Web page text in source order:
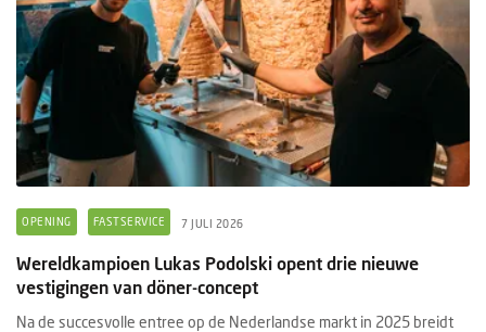
OPENING FASTSERVICE 7 JULI 2026
Wereldkampioen Lukas Podolski opent drie nieuwe
vestigingen van döner-concept
Na de succesvolle entree op de Nederlandse markt in 2025 breidt